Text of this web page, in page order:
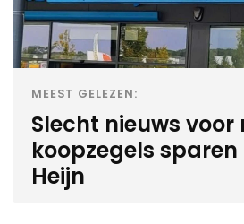
MEEST GELEZEN:
Slecht nieuws voor
koopzegels
Heijn